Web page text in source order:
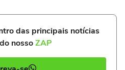
das principais notícias
nossoZAP